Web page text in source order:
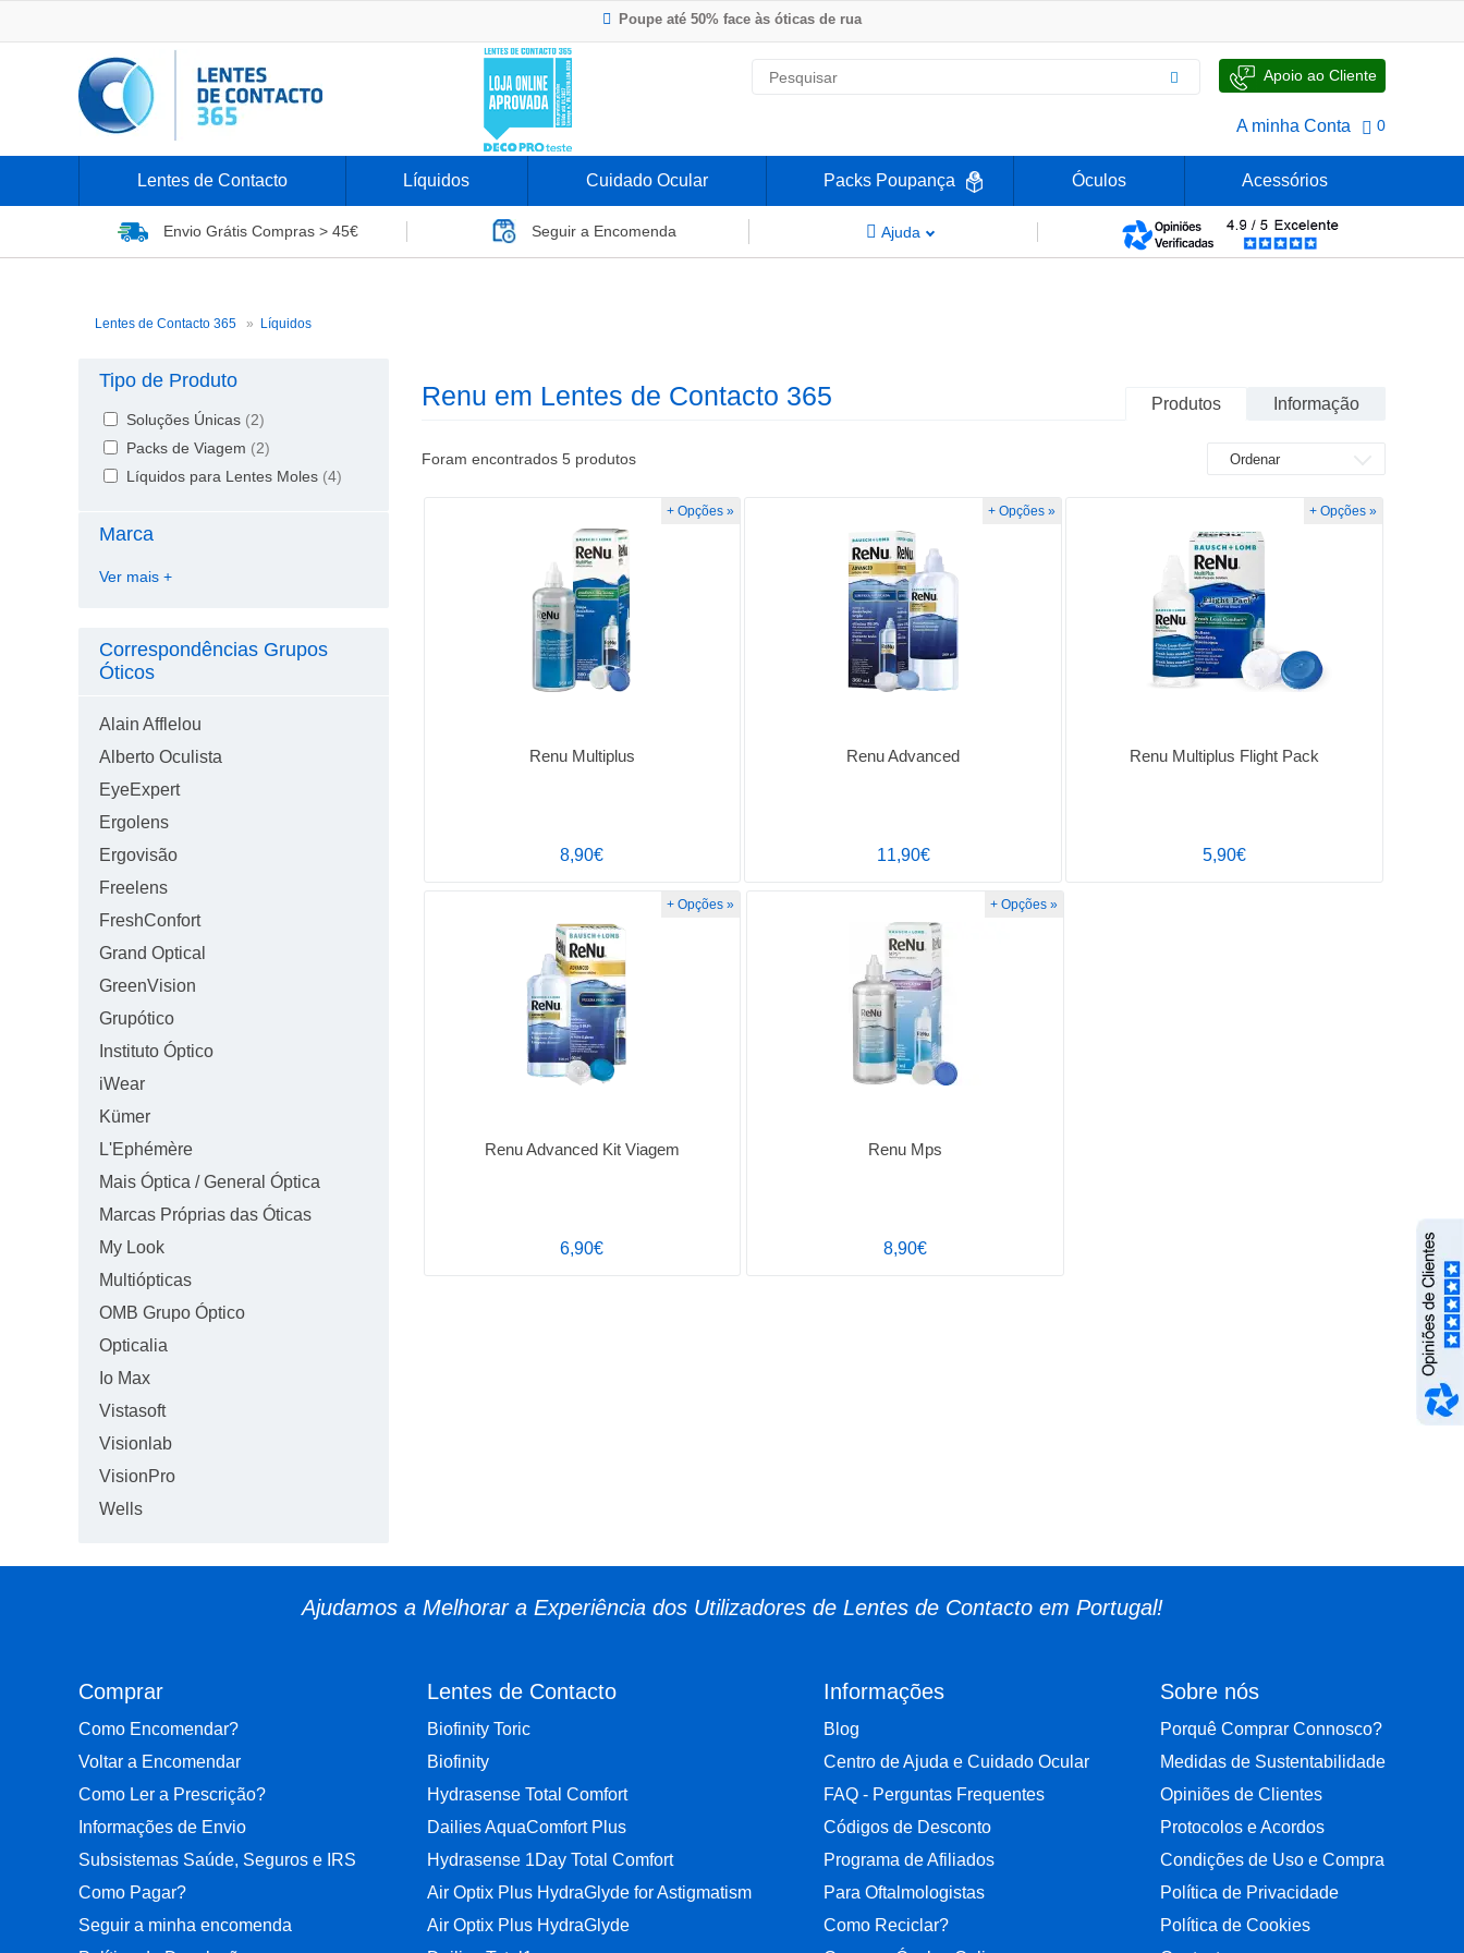
Poupe até 50% face às óticas de rua
Nº1 na Opinião dos Clientes
Apoio ao Cliente
A minha Conta 0
Lentes de Contacto Líquidos Cuidado Ocular Packs Poupança Óculos Acessórios
Envio GrátisCompras > 45€ Seguir a Encomenda Ajuda
Lentes de Contacto 365 LíquidosLíquidos Renu
Tipo de Produto
Soluções Únicas (2)
Packs de Viagem (2)
Líquidos para Lentes Moles (4)
Marca
Ver mais +
Correspondências Grupos
Óticos
Alain Afflelou
Alberto Oculista
EyeExpert
Ergolens
Ergovisão
Freelens
FreshConfort
Grand Optical
GreenVision
Grupótico
Instituto Óptico
iWear
Kümer
L'Ephémère
Mais Óptica / General Óptica
Marcas Próprias das Óticas
My Look
Multiópticas
OMB Grupo Óptico
Opticalia
Io Max
Vistasoft
Visionlab
VisionPro
Wells
Renu em Lentes de Contacto 365 Produtos Informação
Foram encontrados 5 produtos
Renu Multiplus
8,90€
+ Opções »
Renu Advanced
11,90€
+ Opções »
Renu Multiplus Flight Pack
5,90€
+ Opções »
Renu Advanced Kit Viagem
6,90€
+ Opções »
Renu Mps
8,90€
+ Opções »
Ajudamos a Melhorar a Experiência dos Utilizadores de Lentes de Contacto em Portugal!
Comprar
Como Encomendar?
Voltar a Encomendar
Como Ler a Prescrição?
Informações de Envio
Subsistemas Saúde, Seguros e IRS
Como Pagar?
Seguir a minha encomenda
Lentes de Contacto
Biofinity Toric
Biofinity
Hydrasense Total Comfort
Dailies AquaComfort Plus
Hydrasense 1Day Total Comfort
Air Optix Plus HydraGlyde for Astigmatism
Air Optix Plus HydraGlyde
Informações
Blog
Centro de Ajuda e Cuidado Ocular
FAQ - Perguntas Frequentes
Códigos de Desconto
Programa de Afiliados
Para Oftalmologistas
Como Reciclar?
Sobre nós
Porquê Comprar Connosco?
Medidas de Sustentabilidade
Opiniões de Clientes
Protocolos e Acordos
Condições de Uso e Compra
Política de Privacidade
Política de Cookies